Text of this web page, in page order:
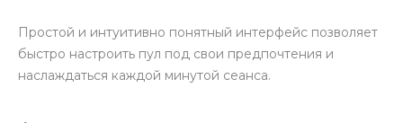
Простой и интуитивно понятный интерфейс позволяет
быстро настроить пул под свои предпочтения и
наслаждаться каждой минутой сеанса.